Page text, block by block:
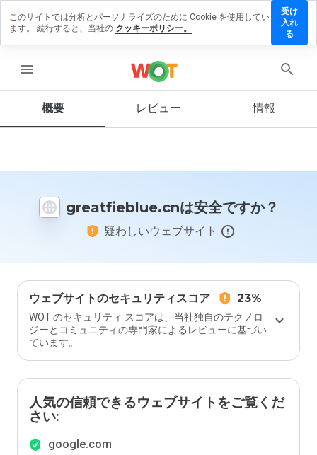
menu
概要 レビュー 情報
greatfieblue.cnは安全ですか？
疑わしいウェブサイト
ウェブサイトのセキュリティスコア 23%
WOT のセキュリティ スコアは、当社独自のテクノロ
ジーとコミュニティの専門家によるレビューに基づい
ています。
人気の信頼できるウェブサイトをご覧くだ
さい:
google.com
ューを
この
イト
価し
ます
か？
このサイトでは分析とパーソナライズのために Cookie を使用してい
ます。 続行すると、当社の クッキーポリシー。
受け
入れ
る